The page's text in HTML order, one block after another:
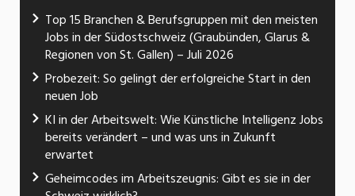
Top 15 Branchen & Berufsgruppen mit den meisten
Jobs in der Südostschweiz (Graubünden, Glarus &
Regionen von St. Gallen) – Juli 2026
Probezeit: So gelingt der erfolgreiche Start in den
neuen Job
KI in der Arbeitswelt: Wie Künstliche Intelligenz Jobs
bereits verändert – und was uns in Zukunft
erwartet
Geheimcodes im Arbeitszeugnis: Gibt es sie in der